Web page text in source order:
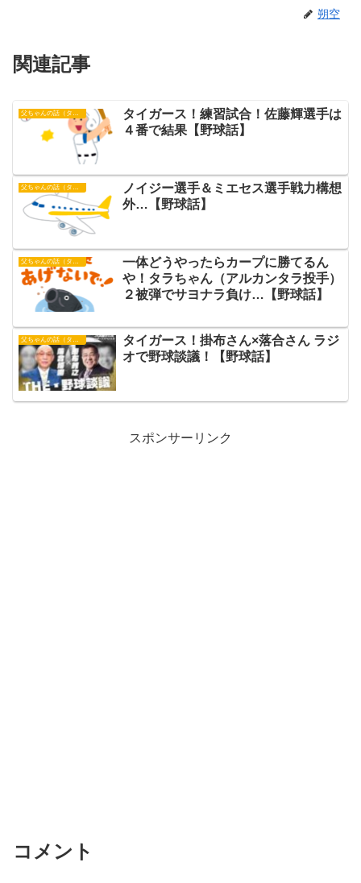
朔空
関連記事
父ちゃんの話（タイガース）
タイガース！練習試合！佐藤輝選手は
４番で結果【野球話】
父ちゃんの話（タイガース）
ノイジー選手＆ミエセス選手戦力構想
外…【野球話】
一体どうやったらカープに勝てるん
や！タラちゃん（アルカンタラ投手）
２被弾でサヨナラ負け…【野球話】
父ちゃんの話（タイガース）
タイガース！掛布さん×落合さん ラジ
オで野球談議！【野球話】
スポンサーリンク
コメント